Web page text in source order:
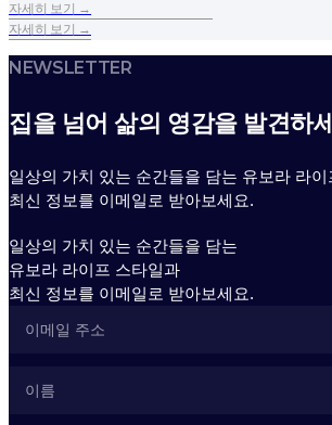
자세히 보기 →
자세히 보기 →
NEWSLETTER
집을 넘어 삶의 영감을 발견하
일상의 가치 있는 순간들을 담는 유보라 라
최신 정보를 이메일로 받아보세요.
일상의 가치 있는 순간들을 담는
유보라 라이프 스타일과
최신 정보를 이메일로 받아보세요.